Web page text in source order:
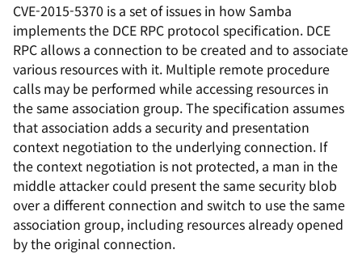
CVE-2015-5370 is a set of issues in how Samba
implements the DCE RPC protocol specification. DCE
RPC allows a connection to be created and to associate
various resources with it. Multiple remote procedure
calls may be performed while accessing resources in
the same association group. The specification assumes
that association adds a security and presentation
context negotiation to the underlying connection. If
the context negotiation is not protected, a man in the
middle attacker could present the same security blob
over a different connection and switch to use the same
association group, including resources already opened
by the original connection.